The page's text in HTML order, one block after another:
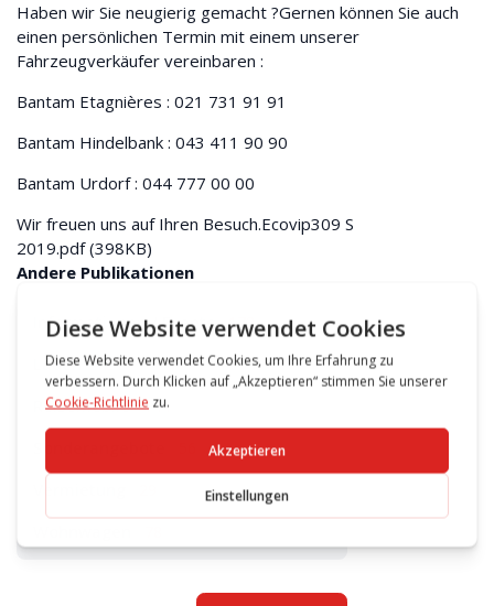
Haben wir Sie neugierig gemacht ?Gernen können Sie auch
einen persönlichen Termin mit einem unserer
Fahrzeugverkäufer vereinbaren :
Bantam Etagnières : 021 731 91 91
Bantam Hindelbank : 043 411 90 90
Bantam Urdorf : 044 777 00 00
Wir freuen uns auf Ihren Besuch.Ecovip309 S
2019.pdf(398KB)
Andere Publikationen
Informationen / Events 173
Laden 124
Reisemobile 144